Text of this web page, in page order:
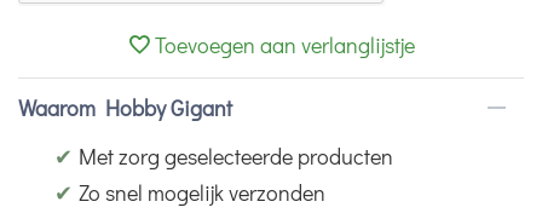
Toevoegen aan verlanglijstje
Waarom Hobby Gigant
✔ Met zorg geselecteerde producten
✔ Zo snel mogelijk verzonden